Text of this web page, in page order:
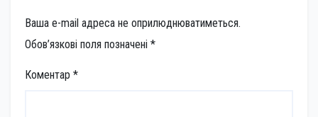
Ваша e-mail адреса не оприлюднюватиметься.
Обов’язкові поля позначені *
Коментар *